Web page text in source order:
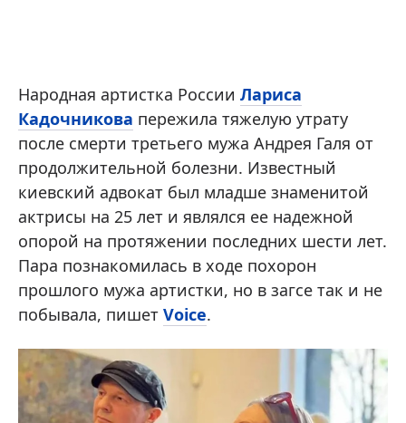
Народная артистка России Лариса
Кадочникова пережила тяжелую утрату
после смерти третьего мужа Андрея Галя от
продолжительной болезни. Известный
киевский адвокат был младше знаменитой
актрисы на 25 лет и являлся ее надежной
опорой на протяжении последних шести лет.
Пара познакомилась в ходе похорон
прошлого мужа артистки, но в загсе так и не
побывала, пишет Voice.